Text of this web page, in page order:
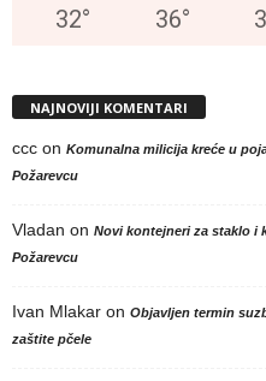
32° 36°
NAJNOVIJI KOMENTARI
ccc on Komunalna milicija kreće u
Požarevcu
Vladan on Novi kontejneri za staklo i
Požarevcu
Ivan Mlakar on Objavljen termin
zaštite pčele